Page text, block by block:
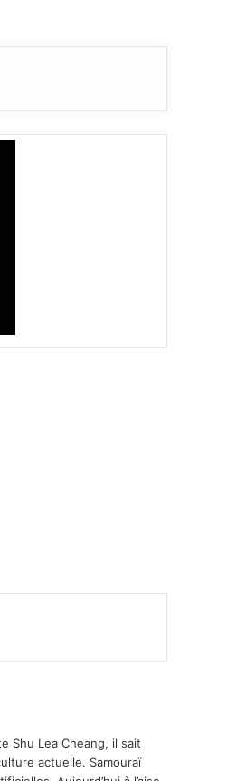
Shu Lea Cheang, il sait
actuelle. Samouraï